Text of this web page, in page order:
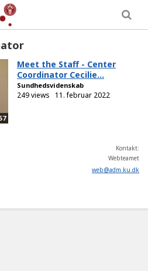
Meet the Staff - Center
Coordinator Cecilie...
Sundhedsvidenskab
249 views 11. februar 2022
Kontakt:
Webteamet
web@adm.ku.dk